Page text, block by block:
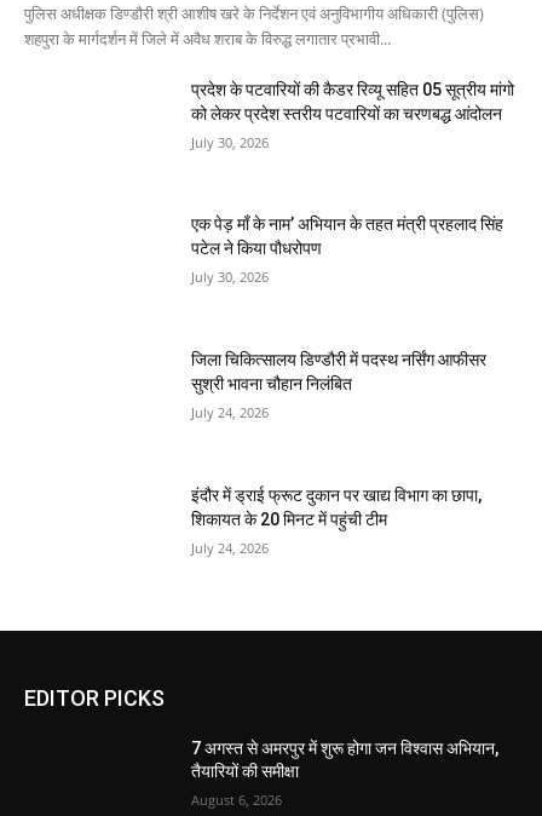
पुलिस अधीक्षक डिण्डौरी श्री आशीष खरे के निर्देशन एवं अनुविभागीय अधिकारी (पुलिस)
शहपुरा के मार्गदर्शन में जिले में अवैध शराब के विरुद्ध लगातार प्रभावी...
प्रदेश के पटवारियों की कैडर रिव्यू सहित 05 सूत्रीय मांगो
को लेकर प्रदेश स्तरीय पटवारियों का चरणबद्ध आंदोलन
July 30, 2026
एक पेड़ माँ के नाम’ अभियान के तहत मंत्री प्रहलाद सिंह
पटेल ने किया पौधरोपण
July 30, 2026
जिला चिकित्सालय डिण्डौरी में पदस्थ नर्सिंग आफीसर
सुश्री भावना चौहान निलंबित
July 24, 2026
इंदौर में ड्राई फ्रूट दुकान पर खाद्य विभाग का छापा,
शिकायत के 20 मिनट में पहुंची टीम
July 24, 2026
EDITOR PICKS
7 अगस्त से अमरपुर में शुरू होगा जन विश्वास अभियान,
तैयारियों की समीक्षा
August 6, 2026